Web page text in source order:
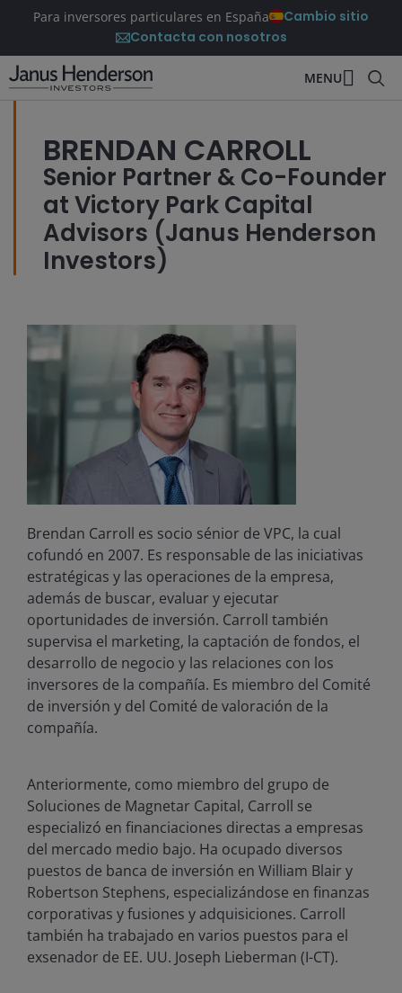
Para inversores particulares en España
Cambio sitio
Contacta con nosotros
MENU
BRENDAN CARROLL
Senior Partner & Co-Founder
at Victory Park Capital
Advisors (Janus Henderson
Investors)
Brendan Carroll es socio sénior de VPC, la cual
cofundó en 2007. Es responsable de las iniciativas
estratégicas y las operaciones de la empresa,
además de buscar, evaluar y ejecutar
oportunidades de inversión. Carroll también
supervisa el marketing, la captación de fondos, el
desarrollo de negocio y las relaciones con los
inversores de la compañía. Es miembro del Comité
de inversión y del Comité de valoración de la
compañía.
Anteriormente, como miembro del grupo de
Soluciones de Magnetar Capital, Carroll se
especializó en financiaciones directas a empresas
del mercado medio bajo. Ha ocupado diversos
puestos de banca de inversión en William Blair y
Robertson Stephens, especializándose en finanzas
corporativas y fusiones y adquisiciones. Carroll
también ha trabajado en varios puestos para el
exsenador de EE. UU. Joseph Lieberman (I-CT).